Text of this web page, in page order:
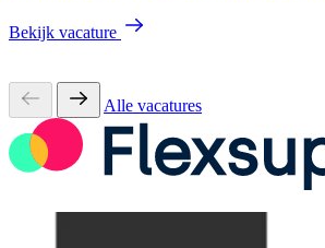
Bekijk vacature
Alle vacatures